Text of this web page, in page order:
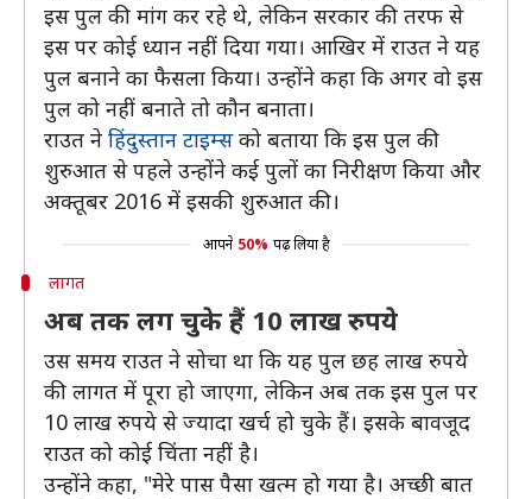
इस पुल की मांग कर रहे थे, लेकिन सरकार की तरफ से
इस पर कोई ध्यान नहीं दिया गया। आखिर में राउत ने यह
पुल बनाने का फैसला किया। उन्होंने कहा कि अगर वो इस
पुल को नहीं बनाते तो कौन बनाता।
राउत ने हिंदुस्तान टाइम्सको बताया कि इस पुल की
शुरुआत से पहले उन्होंने कई पुलों का निरीक्षण किया और
अक्तूबर 2016 में इसकी शुरुआत की।
आपने 50% पढ़ लिया है
लागत
अब तक लग चुके हैं 10 लाख रुपये
उस समय राउत ने सोचा था कि यह पुल छह लाख रुपये
की लागत में पूरा हो जाएगा, लेकिन अब तक इस पुल पर
10 लाख रुपये से ज्यादा खर्च हो चुके हैं। इसके बावजूद
राउत को कोई चिंता नहीं है।
उन्होंने कहा, "मेरे पास पैसा खत्म हो गया है। अच्छी बात